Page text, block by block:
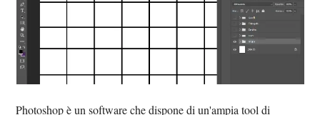
Photoshop è un software che dispone di un'ampia tool di